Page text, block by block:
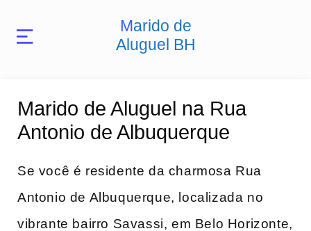
Marido de
Aluguel BH
Marido de Aluguel na Rua
Antonio de Albuquerque
Se você é residente da charmosa Rua
Antonio de Albuquerque, localizada no
vibrante bairro Savassi, em Belo Horizonte,